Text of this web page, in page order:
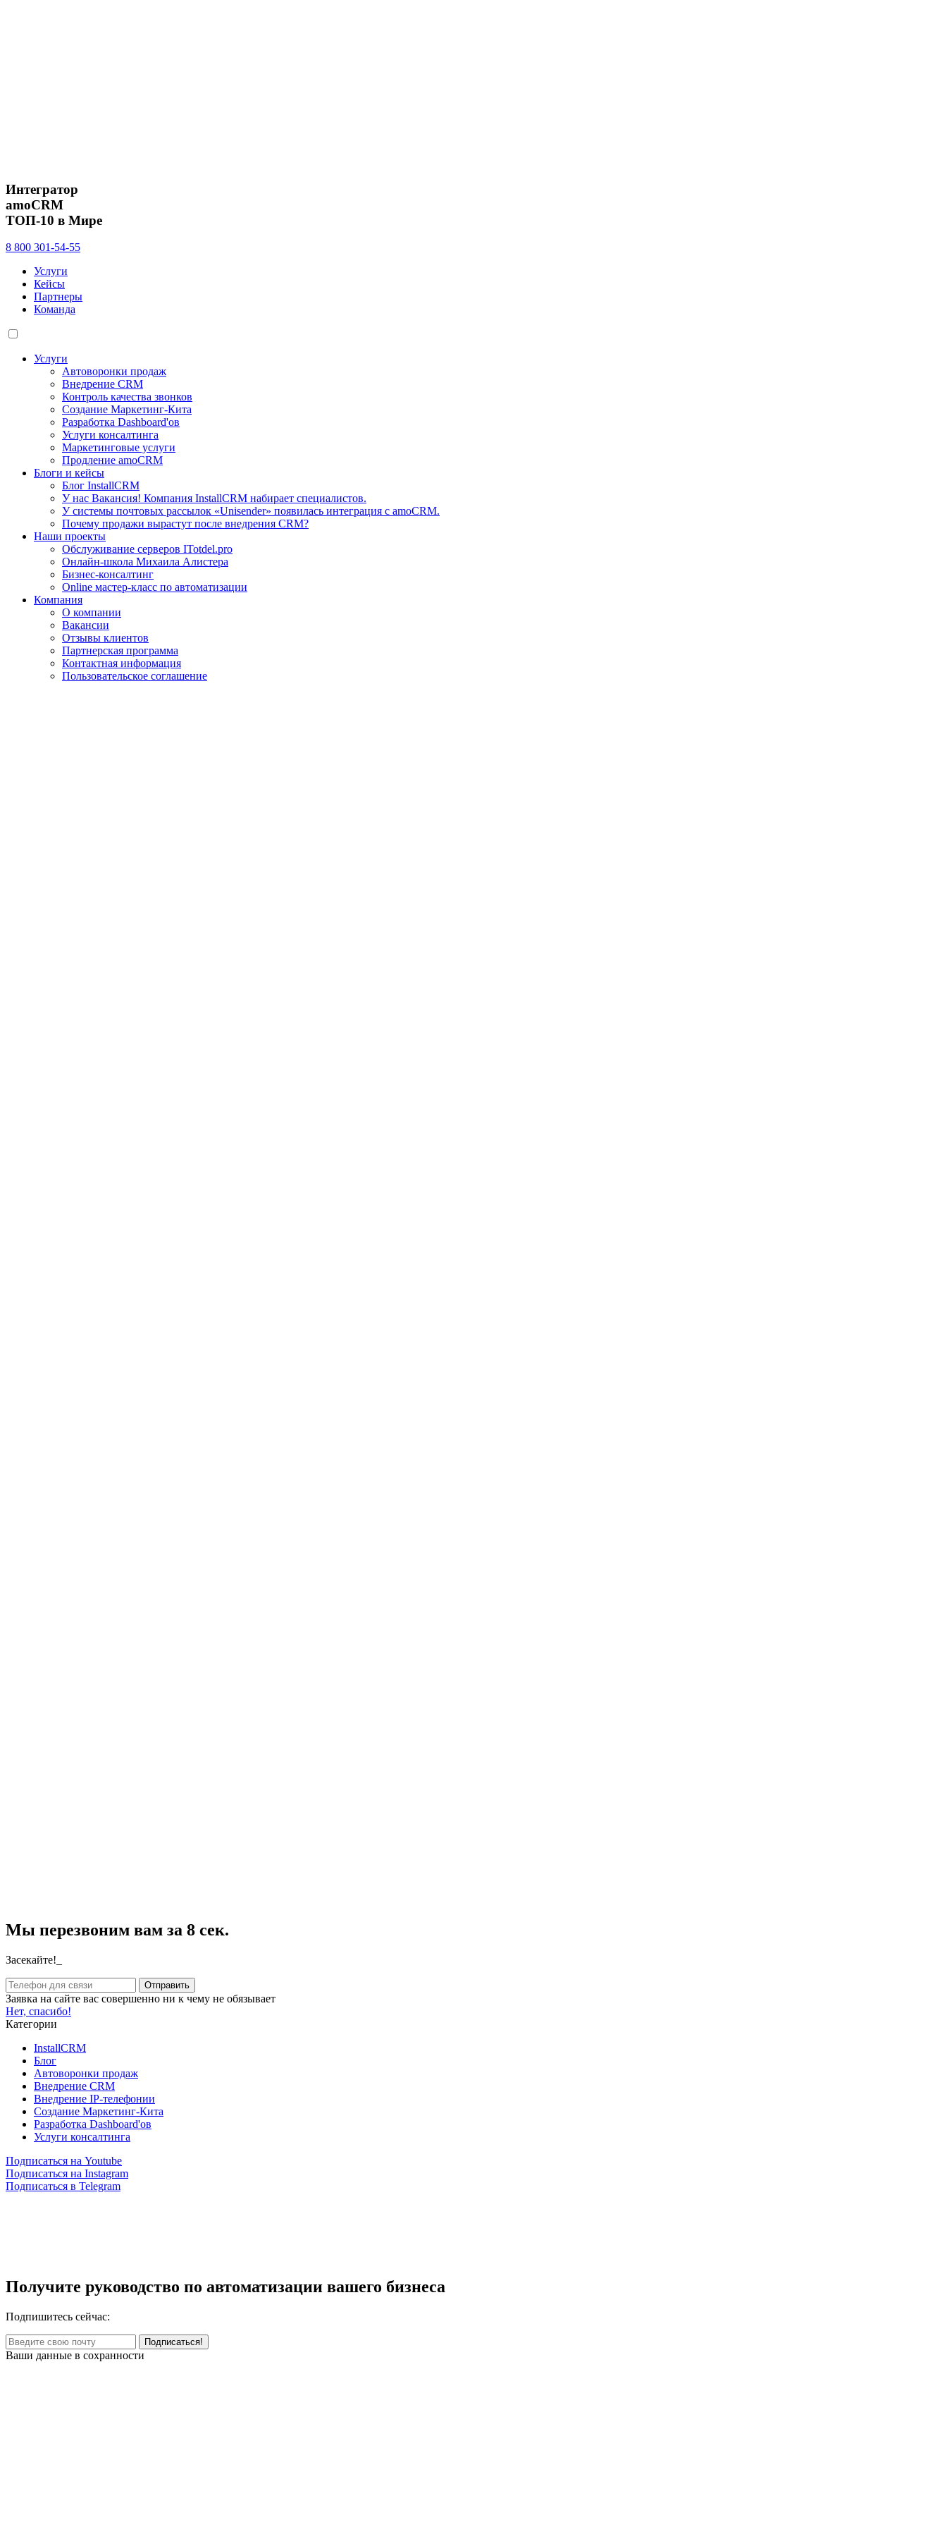
Интегратор
amoCRM
ТОП-10 в Мире
8 800 301-54-55
Услуги
Кейсы
Партнеры
Команда
Услуги
Автоворонки продаж
Внедрение CRM
Контроль качества звонков
Создание Маркетинг-Кита
Разработка Dashboard'ов
Услуги консалтинга
Маркетинговые услуги
Продление amoCRM
Блоги и кейсы
Блог InstallCRM
У нас Вакансия! Компания InstallCRM набирает специалистов.
У системы почтовых рассылок «Unisender» появилась интеграция с amoCRM.
Почему продажи вырастут после внедрения CRM?
Наши проекты
Обслуживание серверов ITotdel.pro
Онлайн-школа Михаила Алистера
Бизнес-консалтинг
Online мастер-класс по автоматизации
Компания
О компании
Вакансии
Отзывы клиентов
Партнерская программа
Контактная информация
Пользовательское соглашение
Мы перезвоним вам за 8 сек.
Засекайте!_
Заявка на сайте вас совершенно ни к чему не обязывает
Нет, спасибо!
Категории
InstallCRM
Блог
Автоворонки продаж
Внедрение CRM
Внедрение IP-телефонии
Создание Маркетинг-Кита
Разработка Dashboard'ов
Услуги консалтинга
Подписаться на Youtube
Подписаться на Instagram
Подписаться в Telegram
Получите руководство по автоматизации вашего бизнеса
Подпишитесь сейчас:
Ваши данные в сохранности